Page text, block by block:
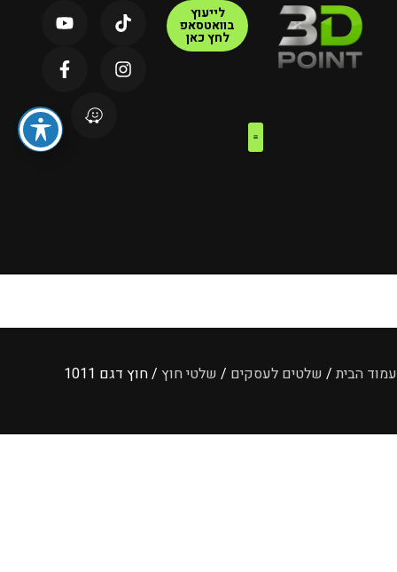
לייעוץ
בוואטסאפ
לחץ כאן
עמוד הבית / שלטים לעסקים / שלטי חוץ / חוץ דגם 1011